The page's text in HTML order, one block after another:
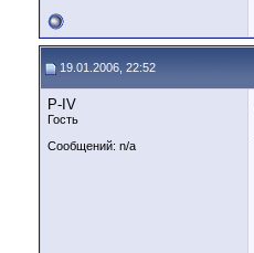
19.01.2006, 22:52
P-IV
Гость
Сообщений: n/a